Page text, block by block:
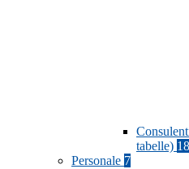
tabelle) 18
Personale 7